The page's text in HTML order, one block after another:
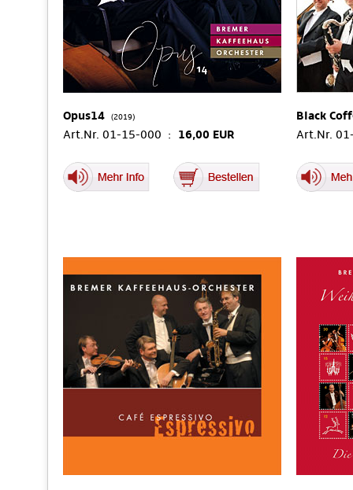
Opus14 (2019)
Art.Nr. 01-15-000 : 16,00 EUR
Black
Art.Nr.